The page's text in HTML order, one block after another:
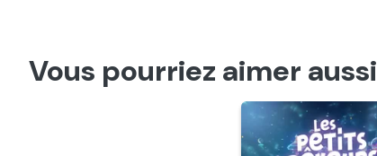
Vous pourriez aimer aussi